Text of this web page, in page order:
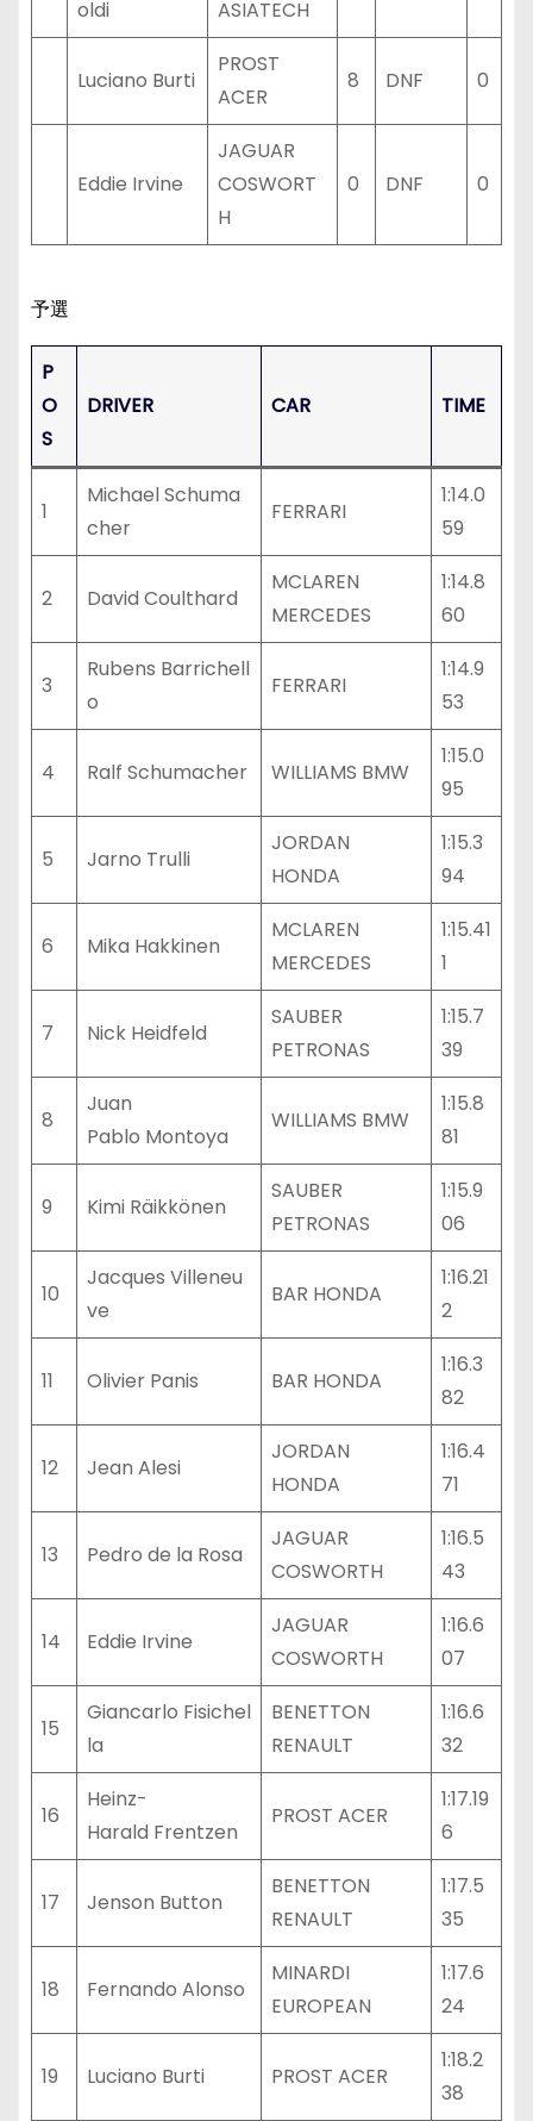
oldi ASIATECH
Luciano Burti
PROST
ACER
8 DNF 0
Eddie Irvine
JAGUAR
COSWORT
H
0 DNF 0
予選
P
O
S
DRIVER CAR TIME
1
Michael Schuma
cher
FERRARI
1:14.0
59
2 David Coulthard
MCLAREN
MERCEDES
1:14.8
60
3
Rubens Barrichell
o
FERRARI
1:14.9
53
4 Ralf Schumacher WILLIAMS BMW
1:15.0
95
5 Jarno Trulli
JORDAN
HONDA
1:15.3
94
6 Mika Hakkinen
MCLAREN
MERCEDES
1:15.41
1
7 Nick Heidfeld
SAUBER
PETRONAS
1:15.7
39
8
Juan
Pablo Montoya
WILLIAMS BMW
1:15.8
81
9 Kimi Räikkönen
SAUBER
PETRONAS
1:15.9
06
10
Jacques Villeneu
ve
BAR HONDA
1:16.21
2
11 Olivier Panis BAR HONDA
1:16.3
82
12 Jean Alesi
JORDAN
HONDA
1:16.4
71
13 Pedro de la Rosa
JAGUAR
COSWORTH
1:16.5
43
14 Eddie Irvine
JAGUAR
COSWORTH
1:16.6
07
15
Giancarlo Fisichel
la
BENETTON
RENAULT
1:16.6
32
16
Heinz-
Harald Frentzen
PROST ACER
1:17.19
6
17 Jenson Button
BENETTON
RENAULT
1:17.5
35
18 Fernando Alonso
MINARDI
EUROPEAN
1:17.6
24
19 Luciano Burti PROST ACER
1:18.2
38